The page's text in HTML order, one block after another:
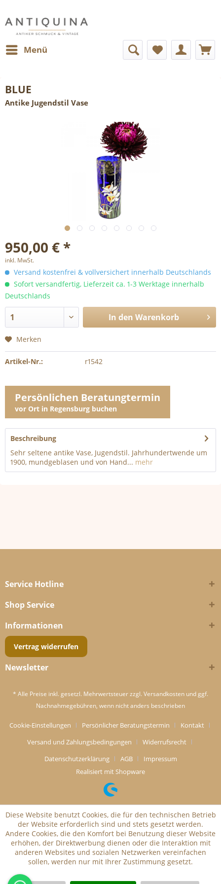
Menü
BLUE
Antike Jugendstil Vase
950,00 € *
inkl. MwSt.
Versand kostenfrei & vollversichert innerhalb Deutschlands
Sofort versandfertig, Lieferzeit ca. 1-3 Werktage innerhalb
Deutschlands
In den Warenkorb
Merken
Artikel-Nr.: r1542
Persönlichen Beratungtermin
vor Ort in Regensburg buchen
Beschreibung
Sehr seltene antike Vase, Jugendstil. Jahrhundertwende um
1900, mundgeblasen und von Hand... mehr
Service Hotline
Shop Service
Informationen
Vertrag widerrufen
Newsletter
* Alle Preise inkl. gesetzl. Mehrwertsteuer zzgl. Versandkosten und ggf.
Nachnahmegebühren, wenn nicht anders beschrieben
Cookie-Einstellungen Persönlicher Beratungstermin
Kontakt
Versand und Zahlungsbedingungen
Widerrufsrecht
Datenschutzerklärung
AGB
Impressum
Realisiert mit Shopware
Diese Website benutzt Cookies, die für den technischen Betrieb
der Website erforderlich sind und stets gesetzt werden.
Andere Cookies, die den Komfort bei Benutzung dieser Website
erhöhen, der Direktwerbung dienen oder die Interaktion mit
anderen Websites und sozialen Netzwerken vereinfachen
sollen, werden nur mit Ihrer Zustimmung gesetzt.